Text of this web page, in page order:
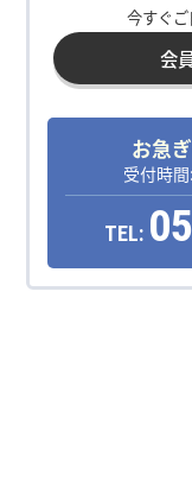
今すぐご
会
お急
受付時
TEL: